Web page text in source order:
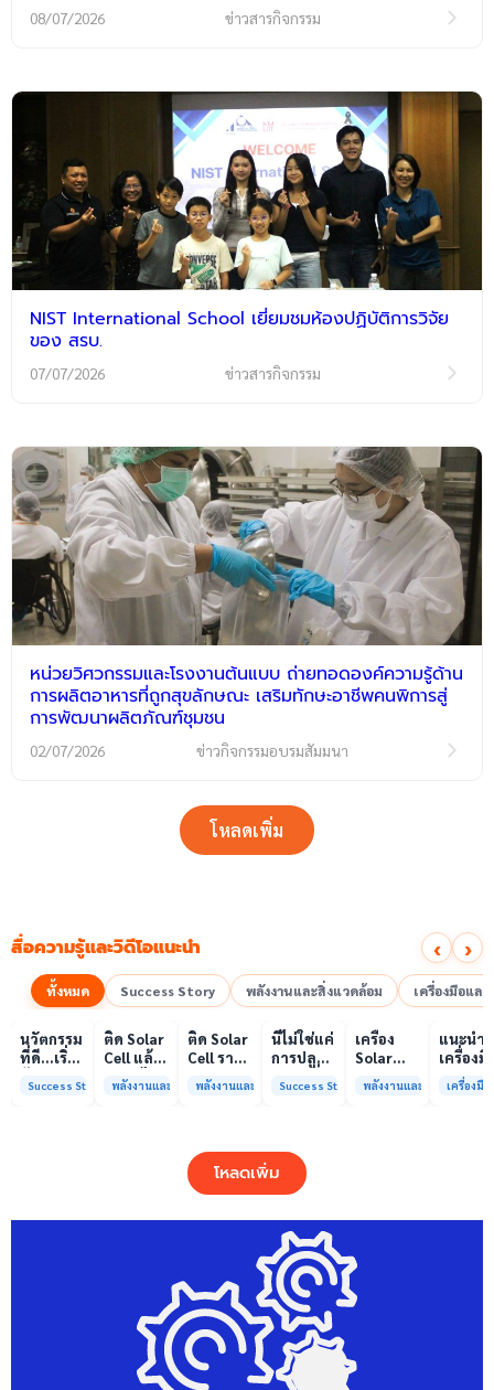
08/07/2026 ข่าวสารกิจกรรม
NIST International School เยี่ยมชมห้องปฏิบัติการวิจัย
ของ สรบ.
07/07/2026 ข่าวสารกิจกรรม
หน่วยวิศวกรรมและโรงงานต้นแบบ ถ่ายทอดองค์ความรู้ด้าน
การผลิตอาหารที่ถูกสุขลักษณะ เสริมทักษะอาชีพคนพิการสู่
การพัฒนาผลิตภัณฑ์ชุมชน
02/07/2026 ข่าวกิจกรรมอบรมสัมมนา
โหลดเพิ่ม
สื่อความรู้และวิดีโอแนะนำ ‹ ›
ทั้งหมด Success Story พลังงานและสิ่งแวดล้อม เครื่องมือแล
00:10
นวัตกรรม
ที่ดี…เริ่ม
ความร่วม
Success Story
00:10
ติด Solar
Cell แล้ว
ลดค่าไฟ
ได้จริง
พลังงานและสิ่งแวดล้อม
00:08
ติด Solar
Cell ราคา
แพง แต่
ค่าไฟ
พลังงานและสิ่งแวดล้อม
เล่นวิดีโอ
นี่ไม่ใช่แค่
การปลูก
คือการ
ให้ป่า
ต้นน้ำและ
ชุมชน
Success Story
เครื่อง
Solar
Simulator
มาตรฐาน
บริการ
พลังงานและสิ่งแวดล้อม
เล่
01:00
แนะนำ
เครื่องมื
วิเคราะ
ทดสอบ
และสิ่ง
เครื่องมื
โหลดเพิ่ม